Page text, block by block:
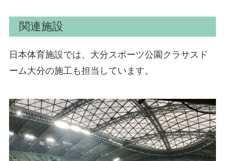
関連施設
日本体育施設では、大分スポーツ公園クラサスド
ーム大分の施工も担当しています。